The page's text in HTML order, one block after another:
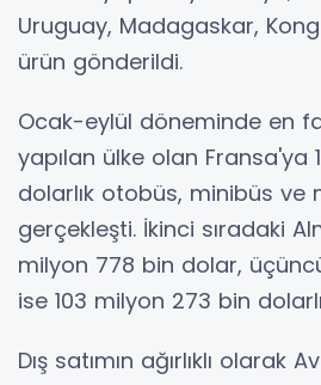
Uruguay, Madagaskar,
ürün gönderildi.
Ocak-eylül döneminde en
yapılan ülke olan Fransa'ya
dolarlık otobüs, minibüs ve
gerçekleşti. İkinci sıradaki
milyon 778 bin dolar,
ise 103 milyon 273 bin
Dış satımın ağırlıklı olarak